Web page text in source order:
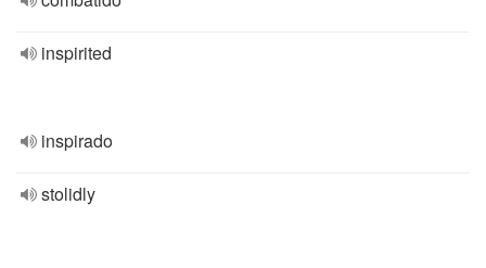
inspirited
inspirado
stolidly